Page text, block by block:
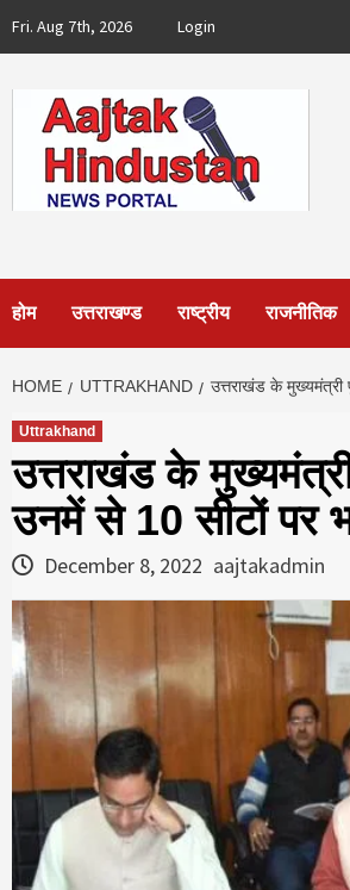
Fri. Aug 7th, 2026 Login
होम उत्तराखण्ड राष्ट्रीय राजनीतिक
HOME UTTRAKHAND उत्तराखंड के मुख्यमंत्री
Uttrakhand
उत्तराखंड के
उनमें से 10 सीटों पर
December 8, 2022 aajtakadmin